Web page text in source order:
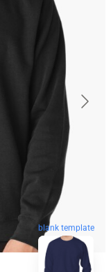
blank template